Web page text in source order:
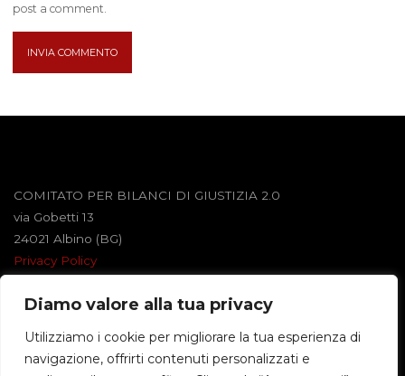
Diamo valore alla tua privacy
Utilizziamo i cookie per migliorare la tua esperienza di
navigazione, offrirti contenuti personalizzati e
post a comment.
COMITATO PER BILANCI DI GIUSTIZIA 2.0
via Gobetti 13
24021 Albino (BG)
Privacy Policy
©2026 BILANCI DI GIUSTIZIA